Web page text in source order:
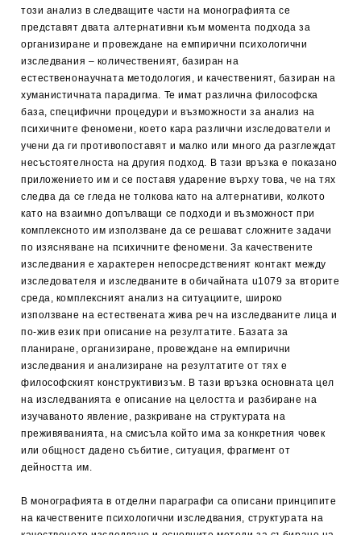
този анализ в следващите части на монографията се
представят двата алтернативни към момента подхода за
организиране и провеждане на емпирични психологични
изследвания – количественият, базиран на
естественонаучната методология, и качественият, базиран на
хуманистичната парадигма. Те имат различна философска
база, специфични процедури и възможности за анализ на
психичните феномени, което кара различни изследователи и
учени да ги противопоставят и малко или много да разглеждат
несъстоятелноста на другия подход. В тази връзка е показано
приложението им и се поставя ударение върху това, че на тях
следва да се гледа не толкова като на алтернативи, колкото
като на взаимно допълващи се подходи и възможност при
комплексното им използване да се решават сложните задачи
по изясняване на психичните феномени. За качествените
изследвания е характерен непосредственият контакт между
изследователя и изследваните в обичайната u1079 за вторите
среда, комплексният анализ на ситуациите, широко
използване на естествената жива реч на изследваните лица и
по-жив език при описание на резултатите. Базата за
планиране, организиране, провеждане на емпирични
изследвания и анализиране на резултатите от тях е
философският конструктивизъм. В тази връзка основната цел
на изследванията е описание на целостта и разбиране на
изучаваното явление, разкриване на структурата на
преживяванията, на смисъла който има за конкретния човек
или общност дадено събитие, ситуация, фрагмент от
дейността им.
В монографията в отделни параграфи са описани принципите
на качествените психологични изследвания, структурата на